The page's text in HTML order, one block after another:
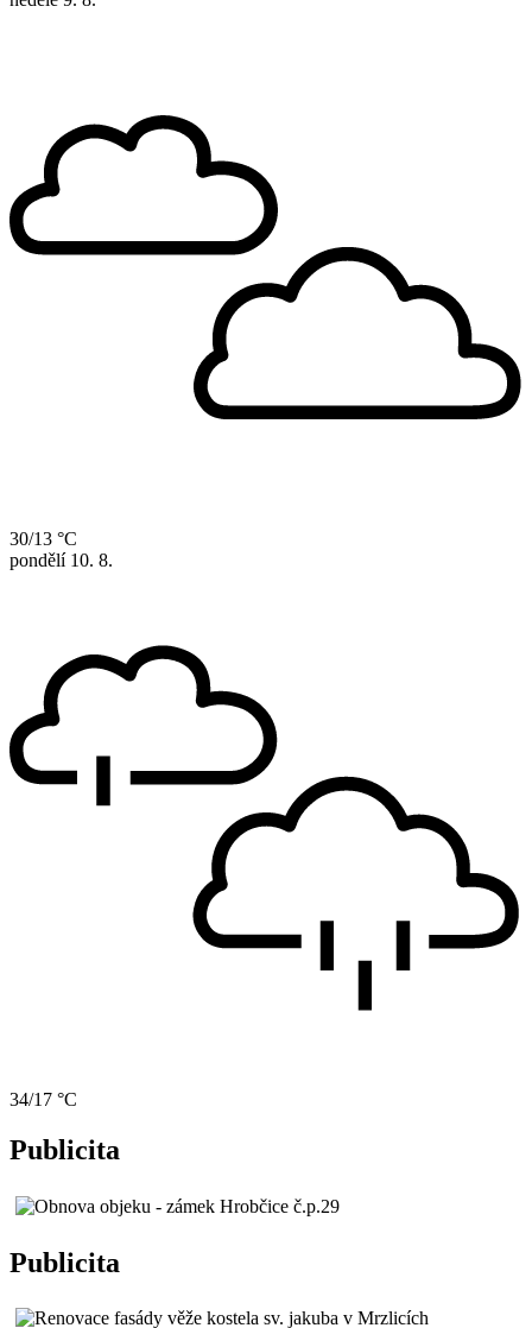
30/13 °C
pondělí 10. 8.
34/17 °C
Publicita
Publicita